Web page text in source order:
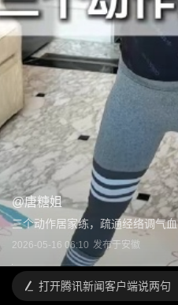
@唐糖姐
三个动作居家练，疏通经络调气血
2026-05-16 06:10 发布于安徽
打开腾讯新闻客户端说两句